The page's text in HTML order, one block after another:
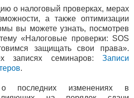
о налоговый проверках, мерах
а также оптимизации
вы можете узнать, посмотрев
«Налоговые проверки: SOS
защищать свои права».
записях семинаров: Записи
.
последних изменениях в